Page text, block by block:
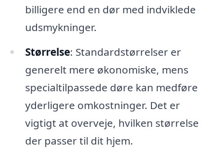
billigere end en dør med indviklede
udsmykninger.
Størrelse: Standardstørrelser er
generelt mere økonomiske, mens
specialtilpassede døre kan medføre
yderligere omkostninger. Det er
vigtigt at overveje, hvilken størrelse
der passer til dit hjem.